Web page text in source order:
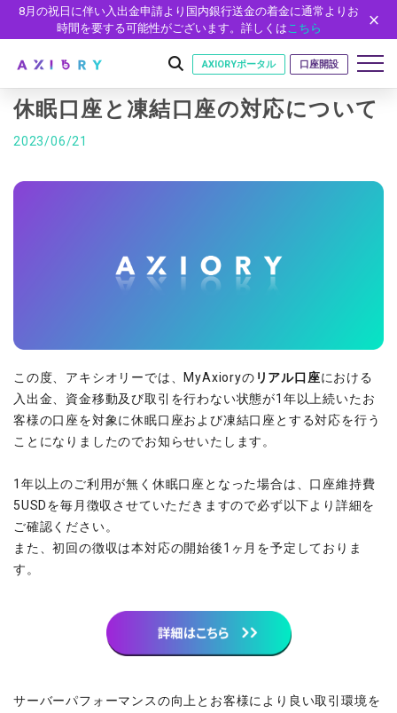
8月の祝日に伴い入出金申請より国内銀行送金の着金に通常よりお
時間を要する可能性がございます。詳しくはこちら
はじめに
株式CFD
株価指数CFD
エネルギーCFD
貴金属CFD
ソフトコモディティCFD
NEW
入出金方法
レバレッジ
約定率
取引時間
取引計算シミュレーター
経済指標・予測カレンダー
休眠口座と凍結口座
ゼロ口座
NEW
デモ口座
ウォレット口座
NEW
開設方法
cTrader
AXIORYアプリ
AXIORYポータル
カスタムインジケーター
日本時間表示インジケータ
ストライク インジケータ
通貨インデックス
パートナーシップ・プログラム
イントロデュース・パートナープログラム（IP）
特別・VIPプログラム
NEW
ニュース
ニュースリリース
お知らせ
マーケットニュース
キャンペーン
トレードガイド
NEW
会社概要
企業情報
会社概要
お問合せ
よくあるご質問
日本語
عربى
Русский
Español
ไทย
口座開設する
法人のお客様は こちら
AXIORYポータル 口座開設
休眠口座と凍結口座の対応について
2023/06/21
この度、アキシオリーでは、MyAxioryの リアル口座における
入出金、資金移動及び取引を行わない状態が1年以上続いたお
客様の口座を対象に休眠口座および凍結口座とする対応を行う
ことになりましたのでお知らせいたします。
1年以上のご利用が無く休眠口座となった場合は、口座維持費
5USDを毎月徴収させていただきますので必ず以下より詳細を
ご確認ください。
また、初回の徴収は本対応の開始後1ヶ月を予定しておりま
す。
サーバーパフォーマンスの向上とお客様により良い取引環境を